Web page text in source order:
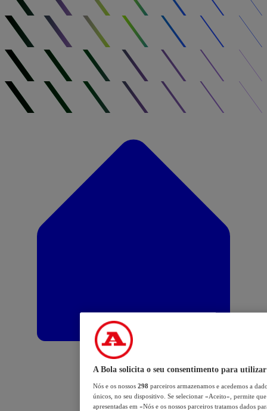
A Bola solicita o seu consentimento para utilizar
Nós e os nossos 298 parceiros armazenamos e acedemos a
únicos, no seu dispositivo. Se selecionar «Aceito», permite
apresentadas em «Nós e os nossos parceiros tratamos dados